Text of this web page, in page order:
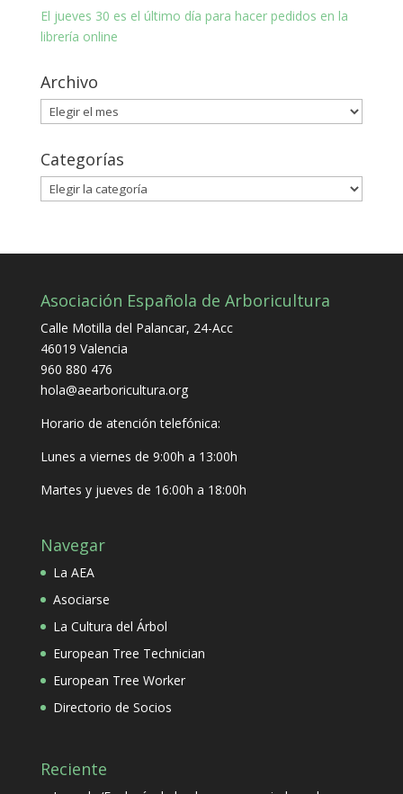
El jueves 30 es el último día para hacer pedidos en la
librería online
Archivo
Archivo
Categorías
Categorías
Asociación Española de Arboricultura
Calle Motilla del Palancar, 24-Acc
46019 Valencia
960 880 476
hola@aearboricultura.org
Horario de atención telefónica:
Lunes a viernes de 9:00h a 13:00h
Martes y jueves de 16:00h a 18:00h
Navegar
La AEA
Asociarse
La Cultura del Árbol
European Tree Technician
European Tree Worker
Directorio de Socios
Reciente